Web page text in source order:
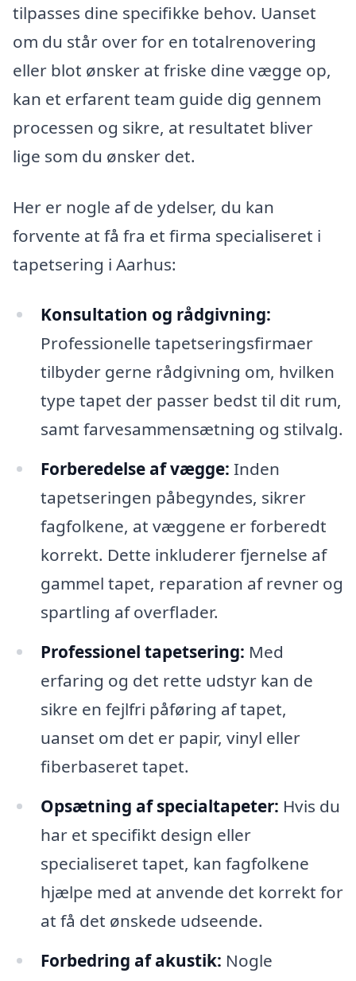
tilpasses dine specifikke behov. Uanset
om du står over for en totalrenovering
eller blot ønsker at friske dine vægge op,
kan et erfarent team guide dig gennem
processen og sikre, at resultatet bliver
lige som du ønsker det.
Her er nogle af de ydelser, du kan
forvente at få fra et firma specialiseret i
tapetsering i Aarhus:
Konsultation og rådgivning:
Professionelle tapetseringsfirmaer
tilbyder gerne rådgivning om, hvilken
type tapet der passer bedst til dit rum,
samt farvesammensætning og stilvalg.
Forberedelse af vægge: Inden
tapetseringen påbegyndes, sikrer
fagfolkene, at væggene er forberedt
korrekt. Dette inkluderer fjernelse af
gammel tapet, reparation af revner og
spartling af overflader.
Professionel tapetsering: Med
erfaring og det rette udstyr kan de
sikre en fejlfri påføring af tapet,
uanset om det er papir, vinyl eller
fiberbaseret tapet.
Opsætning af specialtapeter: Hvis du
har et specifikt design eller
specialiseret tapet, kan fagfolkene
hjælpe med at anvende det korrekt for
at få det ønskede udseende.
Forbedring af akustik: Nogle